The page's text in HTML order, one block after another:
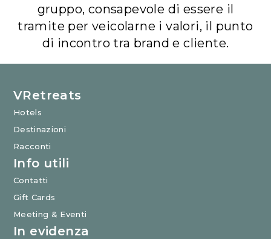
gruppo, consapevole di essere il
tramite per veicolarne i valori, il punto
di incontro tra brand e cliente.
VRetreats
Hotels
Destinazioni
Racconti
Info utili
Contatti
Gift Cards
Meeting & Eventi
In evidenza